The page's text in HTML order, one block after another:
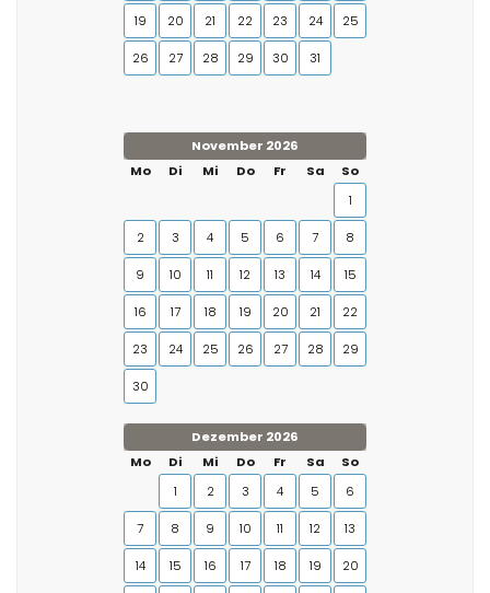
19 20 21 22 23 24 25
26 27 28 29 30 31
November 2026
Mo
Di Mi Do Fr Sa
So
1
2 3 4 5 6 7 8
9 10 11 12 13 14 15
16 17 18 19 20 21 22
23 24 25 26 27 28 29
30
Dezember 2026
Mo
Di Mi Do Fr Sa
So
1
2 3 4 5 6
7 8 9 10 11 12 13
14 15 16 17 18 19 20